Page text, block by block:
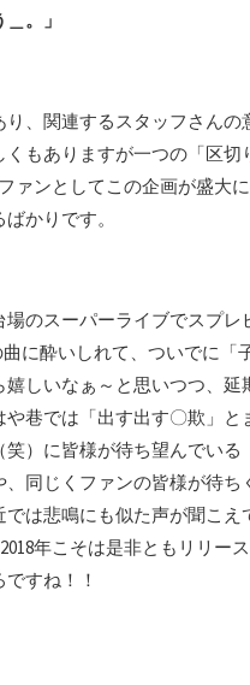
。」
り、関連するスタッフさんの
くもありますが一つの「区切
ァンとしてこの企画が盛大
かりです。
場のスーパーライブでスプレ
に酔いしれて、ついでに「
嬉しいなぁ～と思いつつ、延
や巷では「出す出す〇欺」と
）に皆様が待ち望んでいる
、同じくファンの皆様が待ち
では悲鳴にも似た声が聞こえ
年こそは是非ともリリー
すね！！